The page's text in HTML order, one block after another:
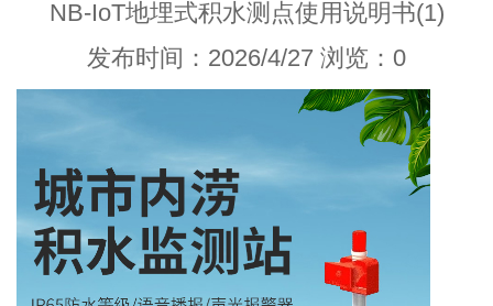
NB-IoT地埋式积水测点使用说明书(1)
发布时间：2026/4/27 浏览：0